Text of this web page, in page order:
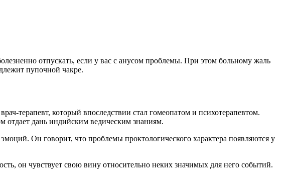
отпускать, если у вас с анусом проблемы. При этом больному жаль
пупочной чакре.
терапевт, который впоследствии стал гомеопатом и психотерапевтом.
отдает дань индийским ведическим знаниям.
Он говорит, что проблемы проктологического характера появляются у
он чувствует свою вину относительно неких значимых для него событий.